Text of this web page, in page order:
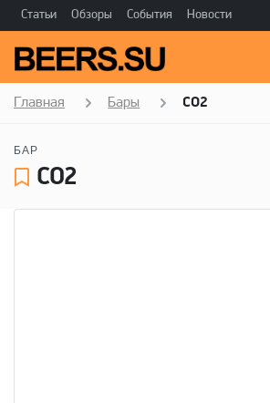
Статьи Обзоры События Новости
Главная Бары CO2
БАР
CO2